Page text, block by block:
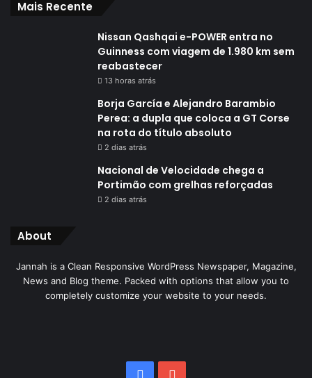
Mais Recente
Nissan Qashqai e-POWER entra no
Guinness com viagem de 1.980 km sem
reabastecer
13 horas atrás
Borja García e Alejandro Barambio
Perea: a dupla que coloca a GT Corse
na rota do título absoluto
2 dias atrás
Nacional de Velocidade chega a
Portimão com grelhas reforçadas
2 dias atrás
About
Jannah is a Clean Responsive WordPress Newspaper, Magazine,
News and Blog theme. Packed with options that allow you to
completely customize your website to your needs.
Facebook